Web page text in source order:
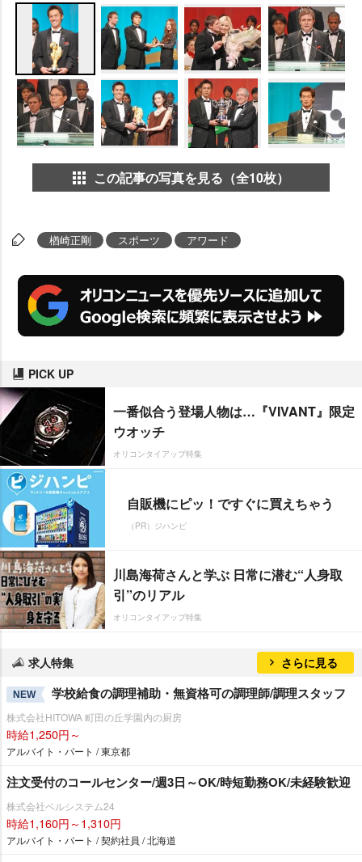
この記事の写真を見る（全10枚）
楢崎正剛 スポーツ アワード
PICK UP
一番似合う登場人物は…『VIVANT』限定
ウオッチ
オリコンタイアップ特集
自販機にピッ！ですぐに買えちゃう
（PR）ジハンピ
川島海荷さんと学ぶ 日常に潜む“人身取
引”のリアル
オリコンタイアップ特集
求人特集 さらに見る
NEW 学校給食の調理補助・無資格可の調理師/調理スタッフ
株式会社HITOWA 町田の丘学園内の厨房
時給1,250円～
アルバイト・パート / 東京都
注文受付のコールセンター/週3日～OK/時短勤務OK/未経験歓迎
株式会社ベルシステム24
時給1,160円～1,310円
アルバイト・パート / 契約社員 / 北海道